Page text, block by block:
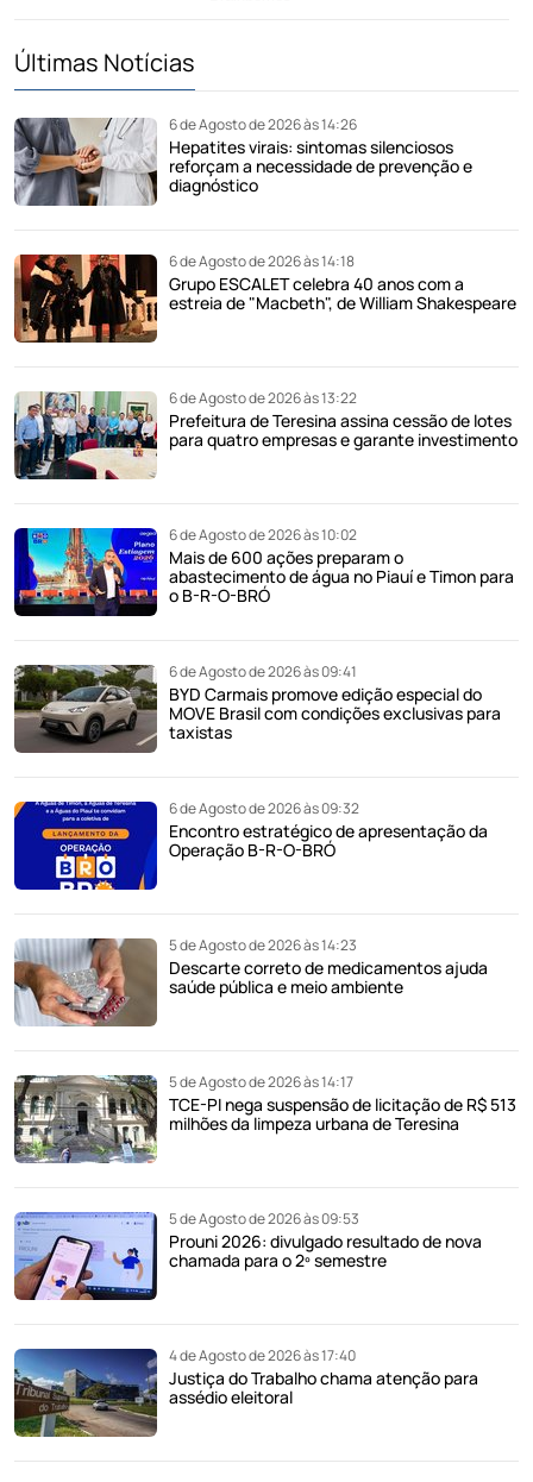
Últimas Notícias
6 de Agosto de 2026 às 14:26
Hepatites virais: sintomas silenciosos
reforçam a necessidade de prevenção e
diagnóstico
6 de Agosto de 2026 às 14:18
Grupo ESCALET celebra 40 anos com a
estreia de "Macbeth", de William Shakespeare
6 de Agosto de 2026 às 13:22
Prefeitura de Teresina assina cessão de lotes
para quatro empresas e garante investimento
6 de Agosto de 2026 às 10:02
Mais de 600 ações preparam o
abastecimento de água no Piauí e Timon para
o B-R-O-BRÓ
6 de Agosto de 2026 às 09:41
BYD Carmais promove edição especial do
MOVE Brasil com condições exclusivas para
taxistas
6 de Agosto de 2026 às 09:32
Encontro estratégico de apresentação da
Operação B-R-O-BRÓ
5 de Agosto de 2026 às 14:23
Descarte correto de medicamentos ajuda
saúde pública e meio ambiente
5 de Agosto de 2026 às 14:17
TCE-PI nega suspensão de licitação de R$ 513
milhões da limpeza urbana de Teresina
5 de Agosto de 2026 às 09:53
Prouni 2026: divulgado resultado de nova
chamada para o 2º semestre
4 de Agosto de 2026 às 17:40
Justiça do Trabalho chama atenção para
assédio eleitoral